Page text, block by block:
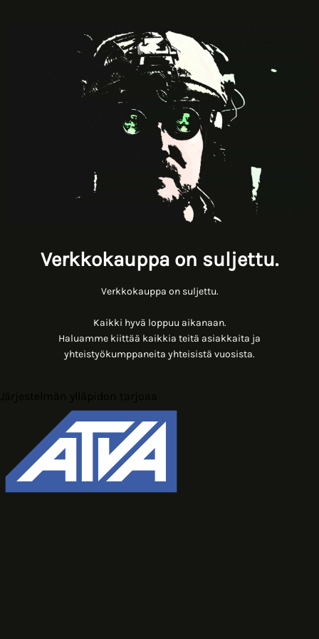
Verkkokauppa on suljettu.
Verkkokauppa on suljettu.
Kaikki hyvä loppuu aikanaan.
Haluamme kiittää kaikkia teitä asiakkaita ja
yhteistyökumppaneita yhteisistä vuosista.